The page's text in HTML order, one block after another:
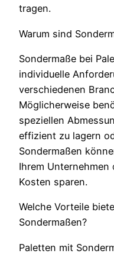
tragen.
Warum sind
Sondermaße bei
individuelle
verschiedenen
Möglicherweise
speziellen
effizient zu lagern
Sondermaßen
Ihrem
Kosten sparen.
Welche Vorteile
Sondermaßen?
Paletten mit